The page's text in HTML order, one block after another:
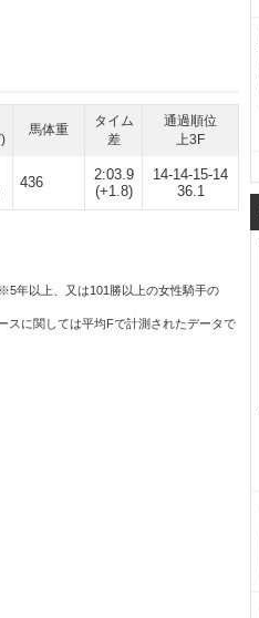
馬体重
タイム
差
通過順位
上3F
436
2:03.9
(+1.8)
14-14-15-14
36.1
年以上、又は101勝以上の女性騎手の
スに関しては平均Fで計測されたデータで